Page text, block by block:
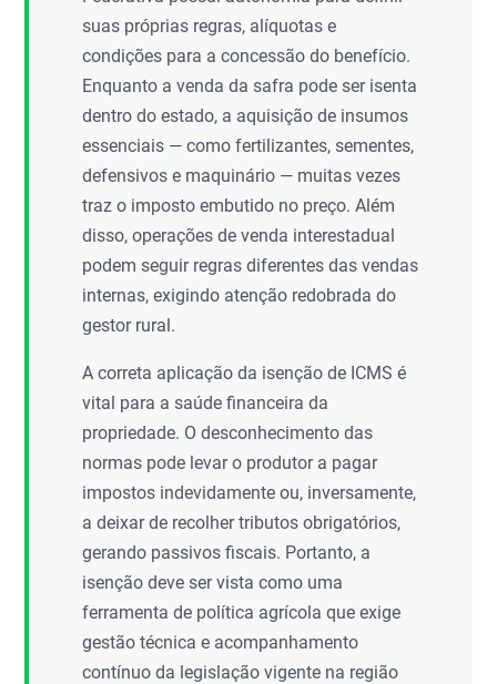
suas próprias regras, alíquotas e
condições para a concessão do benefício.
Enquanto a venda da safra pode ser isenta
dentro do estado, a aquisição de insumos
essenciais — como fertilizantes, sementes,
defensivos e maquinário — muitas vezes
traz o imposto embutido no preço. Além
disso, operações de venda interestadual
podem seguir regras diferentes das vendas
internas, exigindo atenção redobrada do
gestor rural.
A correta aplicação da isenção de ICMS é
vital para a saúde financeira da
propriedade. O desconhecimento das
normas pode levar o produtor a pagar
impostos indevidamente ou, inversamente,
a deixar de recolher tributos obrigatórios,
gerando passivos fiscais. Portanto, a
isenção deve ser vista como uma
ferramenta de política agrícola que exige
gestão técnica e acompanhamento
contínuo da legislação vigente na região